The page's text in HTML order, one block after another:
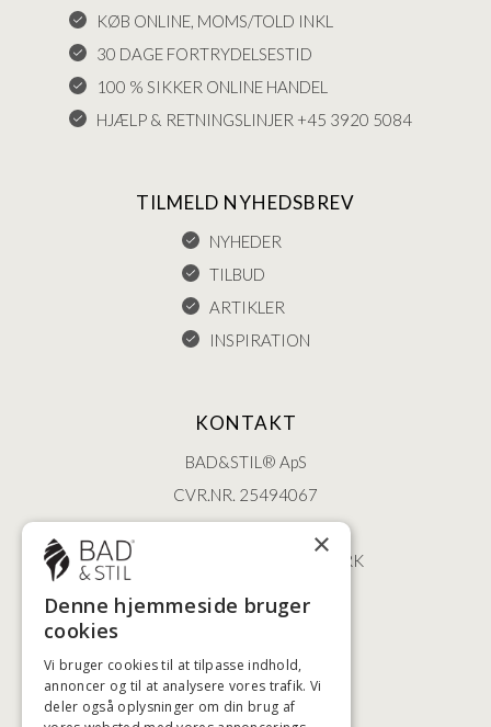
KØB ONLINE, MOMS/TOLD INKL
30 DAGE FORTRYDELSESTID
100 % SIKKER ONLINE HANDEL
HJÆLP & RETNINGSLINJER +45 3920 5084
TILMELD NYHEDSBREV
NYHEDER
TILBUD
ARTIKLER
INSPIRATION
KONTAKT
BAD&STIL® ApS
CVR.NR. 25494067
ØSTERBROGADE 202
2100 KØBENHAVN • DANMARK
+45 3920 5084
HØJESTE KREDITVÆRDIGHED
×
Denne hjemmeside bruger
cookies
Vi bruger cookies til at tilpasse indhold,
annoncer og til at analysere vores trafik. Vi
deler også oplysninger om din brug af